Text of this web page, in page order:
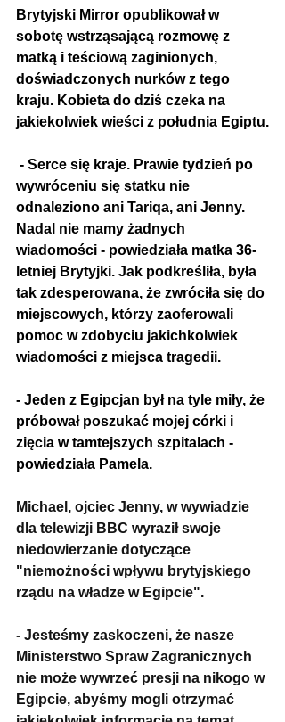
Brytyjski Mirror opublikował w
sobotę wstrząsającą rozmowę z
matką i teściową zaginionych,
doświadczonych nurków z tego
kraju. Kobieta do dziś czeka na
jakiekolwiek wieści z południa Egiptu.
wywróceniu się statku nie
odnaleziono ani Tariqa, ani Jenny.
Nadal nie mamy żadnych
wiadomości - powiedziała matka 36-
letniej Brytyjki. Jak podkreśliła, była
tak zdesperowana, że zwróciła się do
miejscowych, którzy zaoferowali
pomoc w zdobyciu jakichkolwiek
wiadomości z miejsca tragedii.
- Jeden z Egipcjan był na tyle miły, że
próbował poszukać mojej córki i
zięcia w tamtejszych szpitalach -
powiedziała Pamela.
Michael, ojciec Jenny, w wywiadzie
dla telewizji BBC wyraził swoje
niedowierzanie dotyczące
"niemożności wpływu brytyjskiego
rządu na władze w Egipcie".
- Jesteśmy zaskoczeni, że nasze
Ministerstwo Spraw Zagranicznych
nie może wywrzeć presji na nikogo w
Egipcie, abyśmy mogli otrzymać